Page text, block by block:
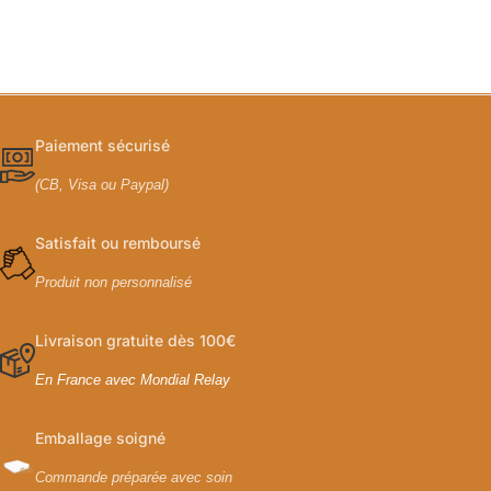
Paiement sécurisé
(CB, Visa ou Paypal)
Satisfait ou remboursé
Produit non personnalisé
Livraison gratuite dès 100€
En France avec Mondial Relay
Emballage soigné
Commande préparée avec soin